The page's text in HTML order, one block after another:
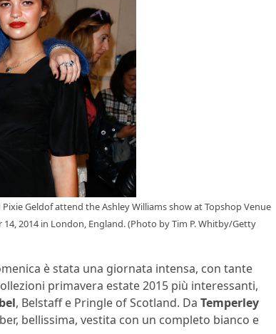
Pixie Geldof attend the Ashley Williams show at Topshop Venue
2014 in London, England. (Photo by Tim P. Whitby/Getty
è stata una giornata intensa, con tante
primavera estate 2015 più interessanti,
, Belstaff e Pringle of Scotland. Da Temperley
bellissima, vestita con un completo bianco e